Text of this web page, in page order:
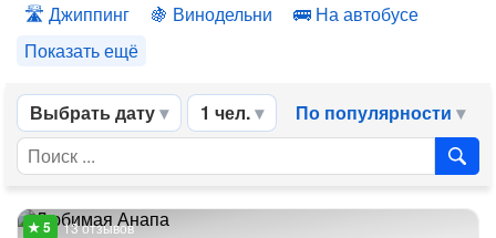
Джиппинг
Винодельни
На автобусе
Показать ещё
Выбрать дату 1 чел. По популярности
13 отзывов